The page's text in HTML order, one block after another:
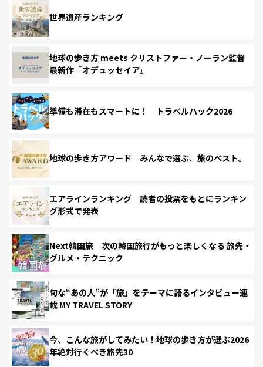
世界遺産ランキング
地球の歩き方 meets クリストファー・ノーラン監督
最新作『オデュッセイア』
準備も滞在もスマートに！ トラベルハック2026
地球の歩き方アワード みんなで選ぶ、旅のベスト。
エアラインランキング 読者の投票をもとにランキン
グ形式で発表
Next韓国旅 次の韓国旅行がもっと楽しくなる 旅先・
グルメ・テクニック
旬な“あの人”が「旅」をテーマに語るインタビュー連
載 MY TRAVEL STORY
今、こんな旅がしてみたい！地球の歩き方が選ぶ2026
年絶対行くべき旅先30